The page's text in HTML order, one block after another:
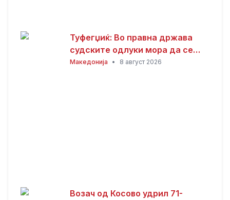
Туфегџиќ: Во правна држава
судските одлуки мора да се
спроведуваат и почитуваат
Македонија • 8 август 2026
Возач од Косово удрил 71-